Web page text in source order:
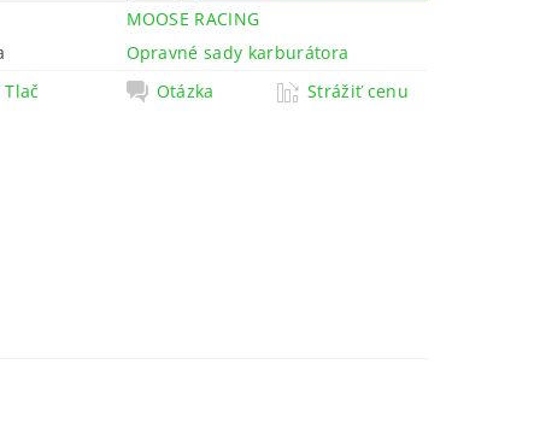
MOOSE RACING
Opravné sady karburátora
Tlač
Otázka Strážiť cenu